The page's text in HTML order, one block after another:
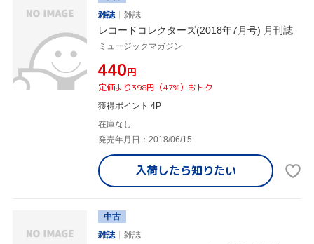
雑誌
雑誌
レコードコレクターズ(2018年7月号) 月刊誌
ミュージックマガジン
¥440円
定価より398円（47%）おトク
獲得ポイント 4P
在庫なし
発売年月日：2018/06/15
入荷したら知りたい
中古
雑誌
雑誌